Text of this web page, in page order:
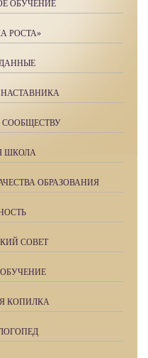
ОБУЧЕНИЕ
РОСТА»
СООБЩЕСТВУ
ШКОЛА
ОБРАЗОВАНИЯ
СОВЕТ
КОПИЛКА